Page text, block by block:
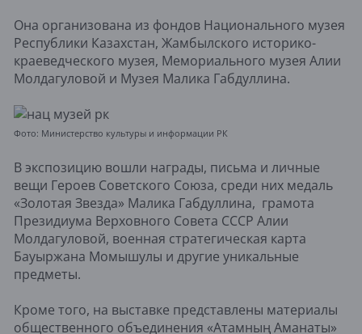
Она организована из фондов Национального музея
Республики Казахстан, Жамбылского историко-
краеведческого музея, Мемориального музея Алии
Молдагуловой и Музея Малика Габдуллина.
Фото: Министерство культуры и информации РК
В экспозицию вошли награды, письма и личные
вещи Героев Советского Союза, среди них медаль
«Золотая Звезда» Малика Габдуллина, грамота
Президиума Верховного Совета СССР Алии
Молдагуловой, военная стратегическая карта
Бауыржана Момышулы и другие уникальные
предметы.
Кроме того, на выставке представлены материалы
общественного объединения «Атамның Аманаты»